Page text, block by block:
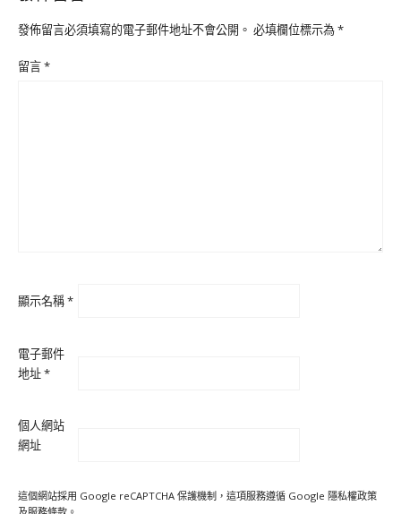
發佈留言必須填寫的電子郵件地址不會公開。 必填欄位標示為*
留言*
顯示名稱*
電子郵件
地址*
個人網站
網址
這個網站採用 Google reCAPTCHA 保護機制，這項服務遵循 Google 隱私權政策